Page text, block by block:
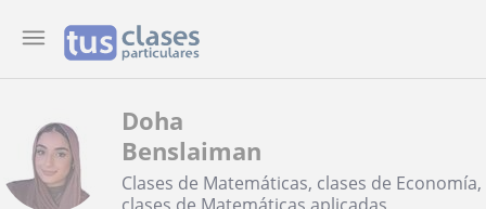
Doha
Benslaiman
Clases de Matemáticas, clases de Economía,